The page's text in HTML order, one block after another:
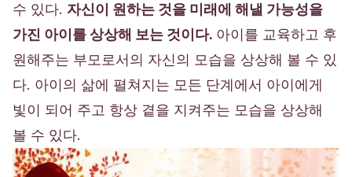
수 있다. 자신이 원하는 것을 미래에 해낼 가능성을
가진 아이를 상상해 보는 것이다. 아이를 교육하고 후
원해주는 부모로서의 자신의 모습을 상상해 볼 수 있
다. 아이의 삶에 펼쳐지는 모든 단계에서 아이에게
빛이 되어 주고 항상 곁을 지켜주는 모습을 상상해
볼 수 있다.